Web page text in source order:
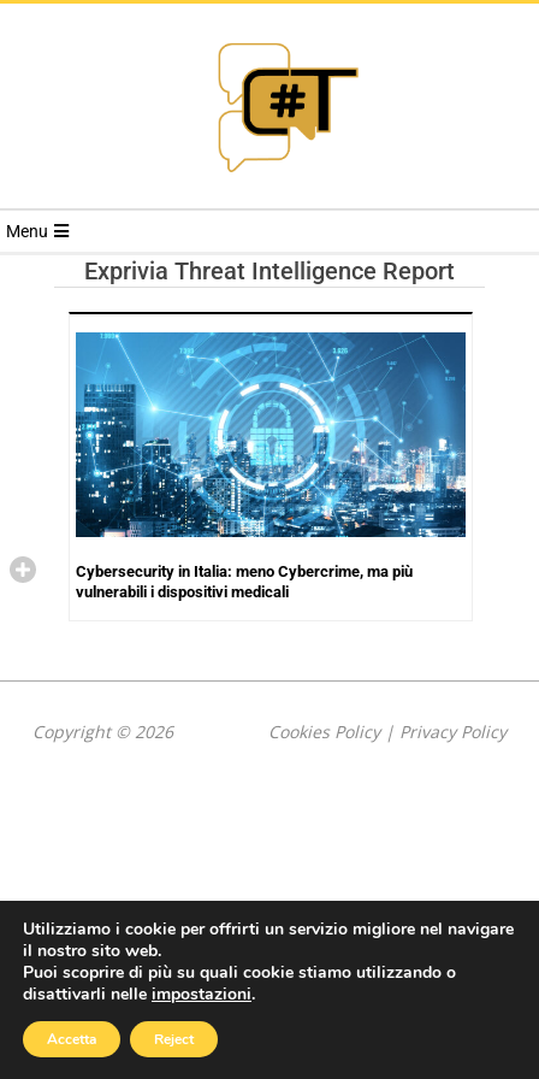
RIVISTA
TRENDS
Menu
Exprivia Threat Intelligence Report
Cybersecurity in Italia: meno Cybercrime, ma più
vulnerabili i dispositivi medicali
Copyright © 2026 Cookies Policy| Privacy Policy
Utilizziamo i cookie per offrirti un servizio migliore nel navigare
il nostro sito web.
Puoi scoprire di più su quali cookie stiamo utilizzando o
disattivarli nelle impostazioni.
Accetta Reject